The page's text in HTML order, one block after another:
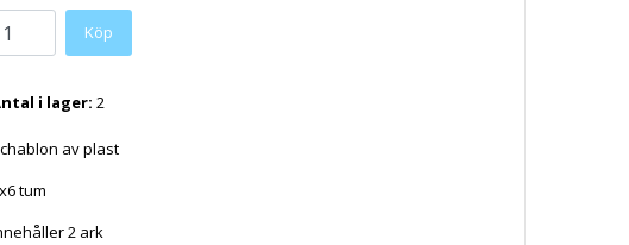
i lager: 2
av plast
tum
2 ark